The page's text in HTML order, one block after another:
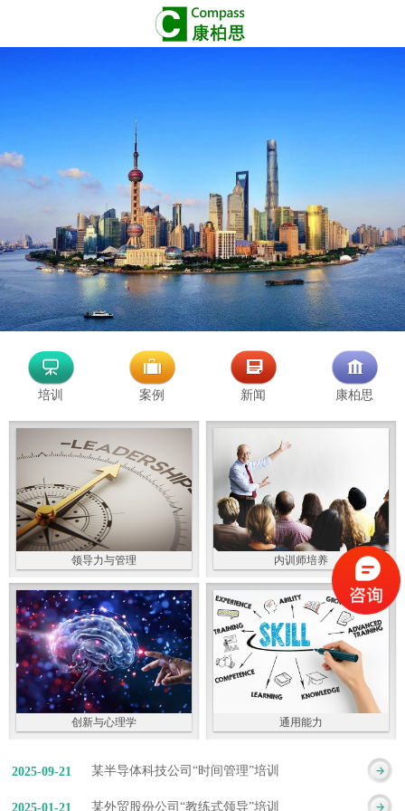
培训 案例 新闻 康柏思
领导力与管理 内训师培养
创新与心理学 通用能力
某半导体科技公司“时间管理”培训
2025-09-21
某外贸股份公司“教练式领导”培训
2025-01-21